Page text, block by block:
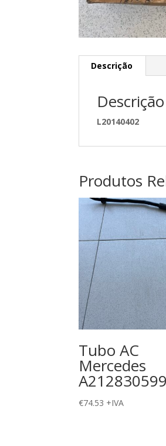
Descrição
Descrição
L20140402
Produtos
Tubo AC
Mercedes
€74.53 +IVA